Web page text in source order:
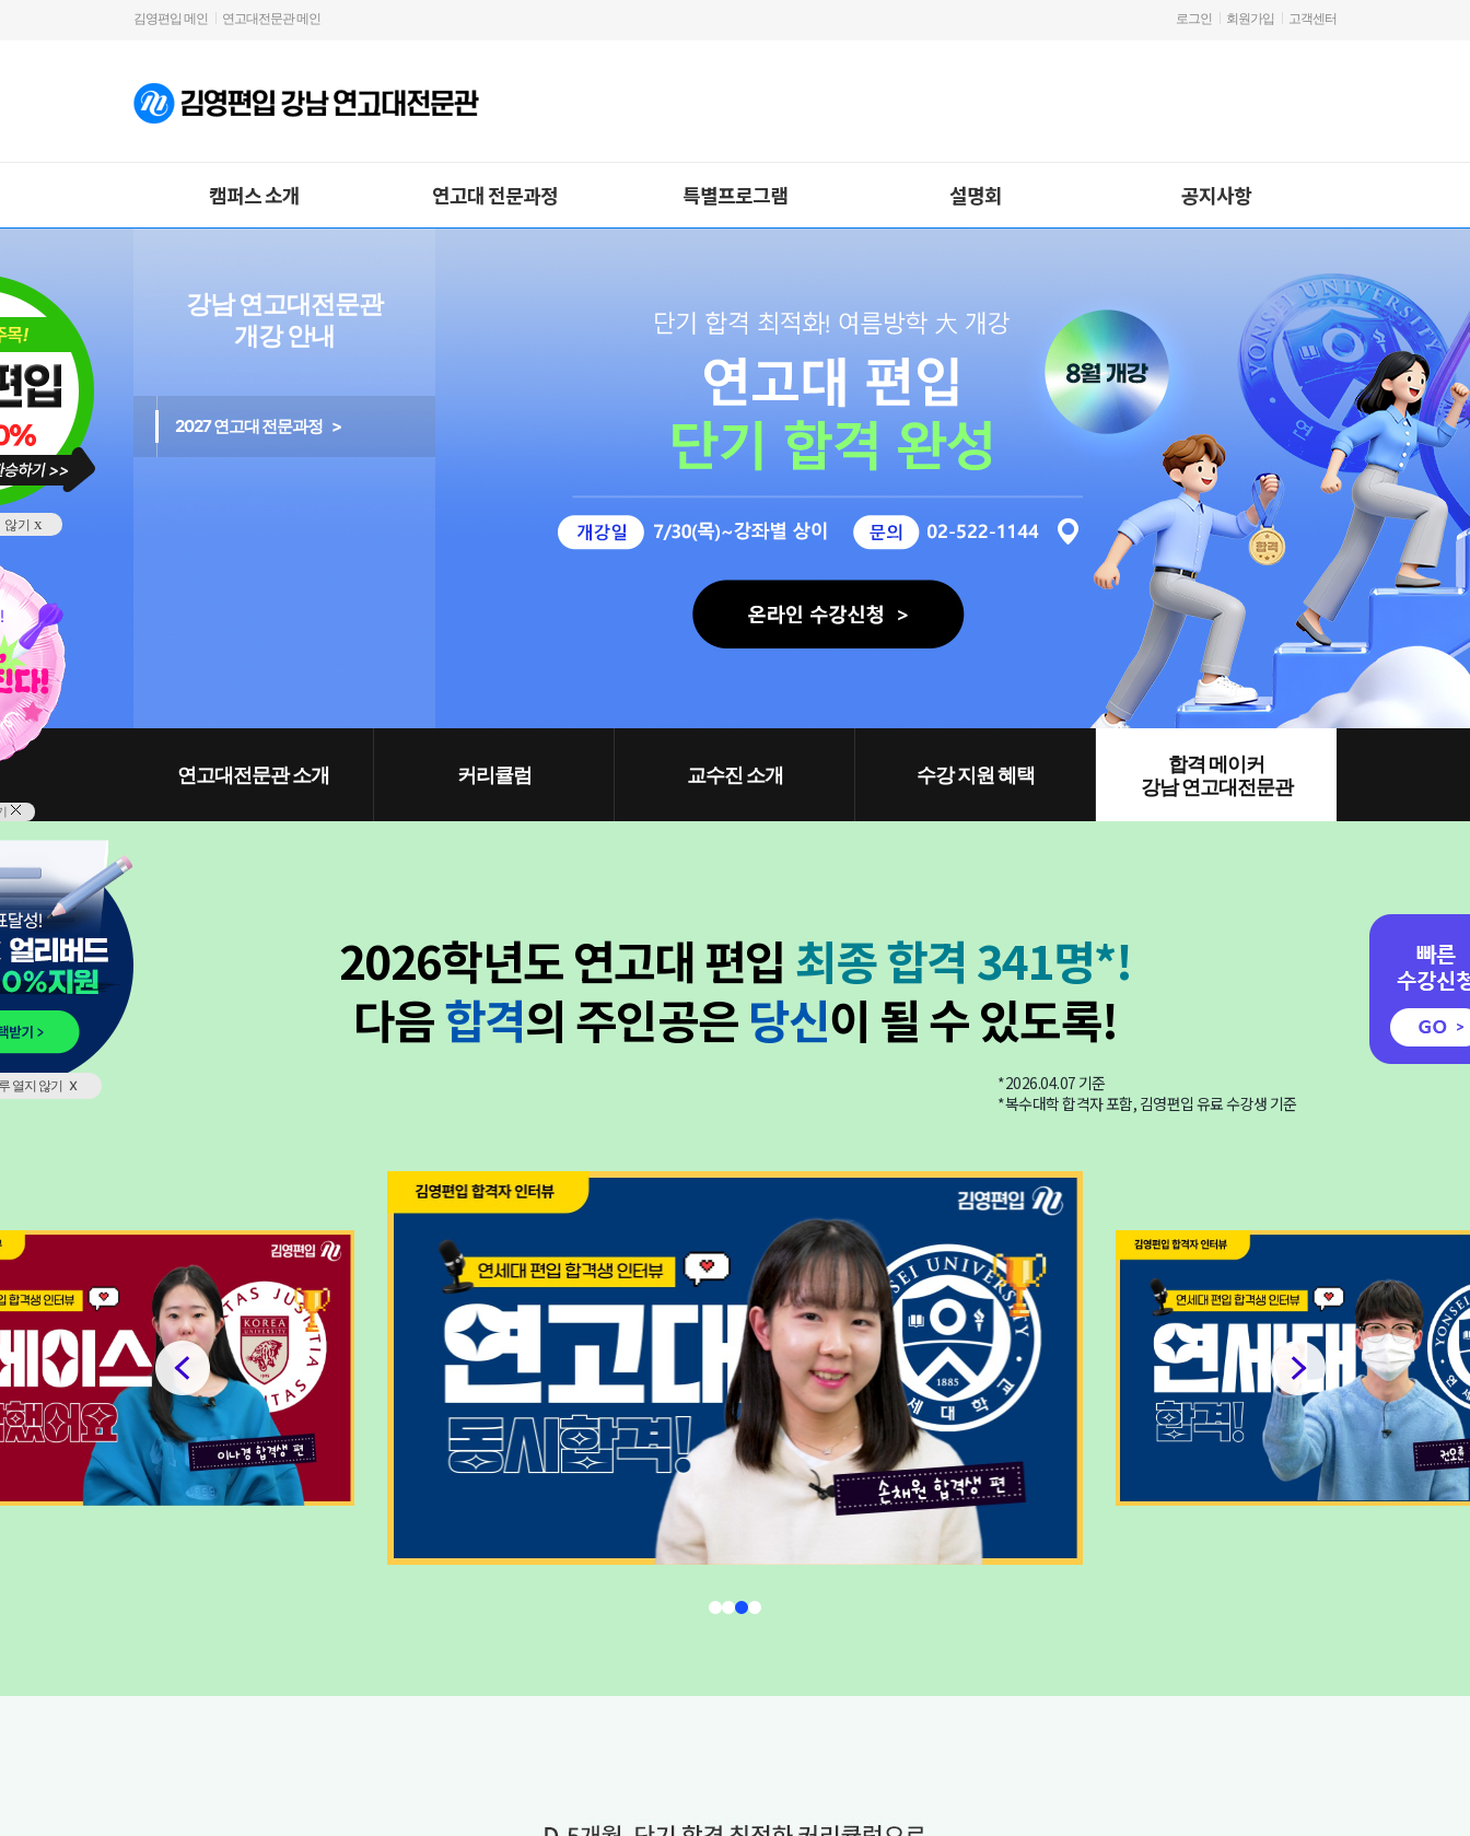
기 x
김영편입 메인 연고대전문관 메인 로그인 회원가입 고객센터
캠퍼스 소개 연고대 전문과정 특별프로그램 설명회 공지사항
강남 연고대전문관
개강 안내
2027 연고대 전문과정
연고대전문관 소개 커리큘럼 교수진 소개 수강 지원 혜택
합격 메이커
강남 연고대전문관
열지 않기 x
2026학년도 연고대 편입 최종 합격 341명*!
다음합격의 주인공은당신이 될 수 있도록!
2026.04.07 기준
복수대학 합격자 포함, 김영편입 유료 수강생 기준